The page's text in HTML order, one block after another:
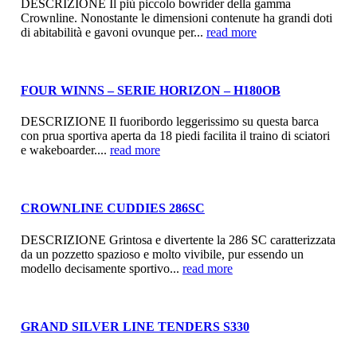
DESCRIZIONE Il più piccolo bowrider della gamma
Crownline. Nonostante le dimensioni contenute ha grandi doti
di abitabilità e gavoni ovunque per... read more
FOUR WINNS – SERIE HORIZON – H180OB
DESCRIZIONE Il fuoribordo leggerissimo su questa barca
con prua sportiva aperta da 18 piedi facilita il traino di sciatori
e wakeboarder.... read more
CROWNLINE CUDDIES 286SC
DESCRIZIONE Grintosa e divertente la 286 SC caratterizzata
da un pozzetto spazioso e molto vivibile, pur essendo un
modello decisamente sportivo... read more
GRAND SILVER LINE TENDERS S330